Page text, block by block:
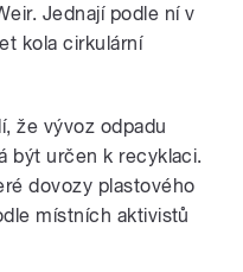
Jednají podle ní v
kola cirkulární
že vývoz odpadu
být určen k recyklaci.
dovozy plastového
místních aktivistů